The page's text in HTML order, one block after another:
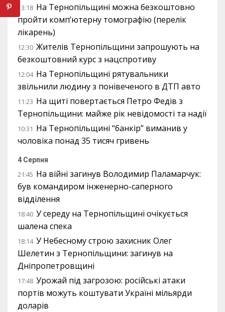
13:18 На Тернопільщині можна безкоштовно
пройти комп’ютерну томографію (перелік
лікарень)
12:30 Жителів Тернопільщини запрошують на
безкоштовний курс з нацспротиву
12:04 На Тернопільщині рятувальники
звільнили людину з понівеченого в ДТП авто
11:23 На щиті повертається Петро Федів з
Тернопільщини: майже рік невідомості та надії
10:31 На Тернопільщині “банкір” виманив у
чоловіка понад 35 тисяч гривень
4 Серпня
21:45 На війні загинув Володимир Паламарчук:
був командиром інженерно-саперного
відділення
18:40 У середу на Тернопільщині очікується
шалена спека
18:14 У Небесному строю захисник Олег
Шелетин з Тернопільщини: загинув на
Дніпропетровщині
17:48 Урожай під загрозою: російські атаки
портів можуть коштувати Україні мільярди
доларів